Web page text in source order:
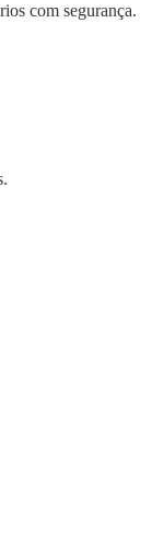
com segurança.